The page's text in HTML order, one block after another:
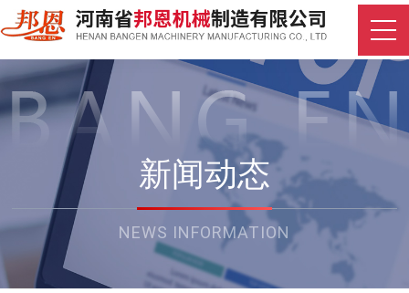
新闻动态
NEWS INFORMATION